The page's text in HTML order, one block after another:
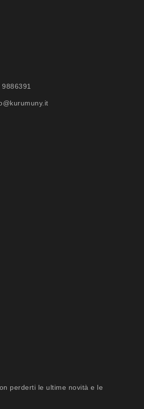
perderti le ultime novità e le